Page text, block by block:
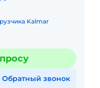
Kalmar
Обратный звонок